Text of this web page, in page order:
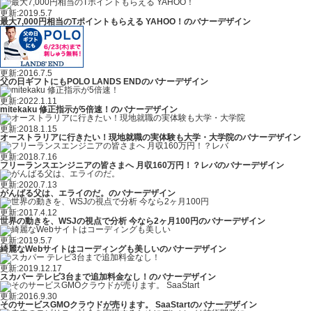
更新:2019.5.7
最大7,000円相当のTポイントもらえる YAHOO！のバナーデザイン
更新:2016.7.5
父の日ギフトにもPOLO LANDS ENDのバナーデザイン
更新:2022.1.11
mitekaku 修正指示が5倍速！のバナーデザイン
更新:2018.1.15
オーストラリアに行きたい！現地就職の実体験も大学・大学院のバナーデザイン
更新:2018.7.16
フリーランスエンジニアの皆さまへ 月収160万円！？レバのバナーデザイン
更新:2020.7.13
がんばる父は、エライのだ。のバナーデザイン
更新:2017.4.12
世界の動きを、WSJの視点で分析 今なら2ヶ月100円のバナーデザイン
更新:2019.5.7
綺麗なWebサイトはコーディングも美しいのバナーデザイン
更新:2019.12.17
スカパー テレビ3台まで追加料金なし！のバナーデザイン
更新:2016.9.30
そのサービスGMOクラウドが売ります。 SaaStartのバナーデザイン